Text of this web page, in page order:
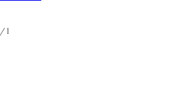
/ po
l